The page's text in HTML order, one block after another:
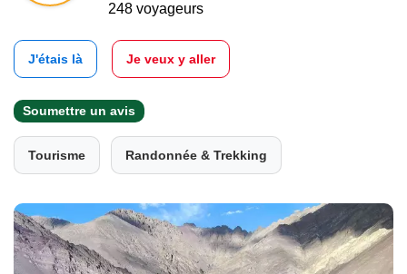
248 voyageurs
J'étais là Je veux y aller
Soumettre un avis
Tourisme Randonnée & Trekking